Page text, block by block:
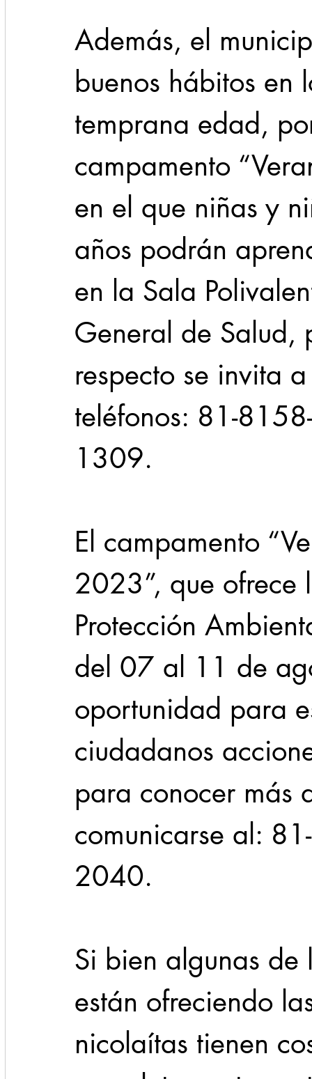
Además, el
buenos hábitos en
temprana edad,
campamento
en el que niñas y
años podrán
en la Sala
General de
respecto se invita
teléfonos: 81-
1309.
El campamento
2023”, que
Protección
del 07 al 11 de
oportunidad para
ciudadanos
para conocer más
comunicarse al:
2040.
Si bien algunas
están ofreciendo
nicolaítas tienen